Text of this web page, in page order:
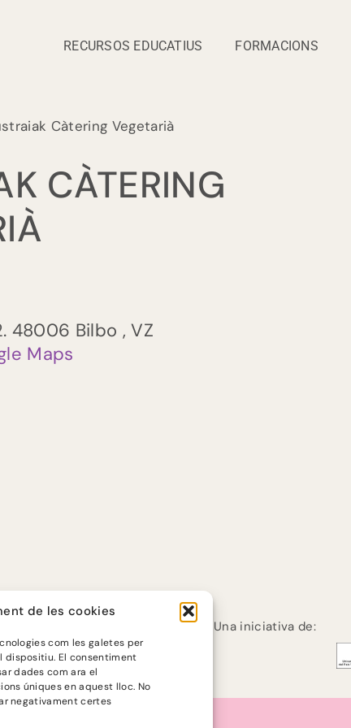
de les cookies
com les galetes per
dispositiu. El consentiment
dades com ara el
úniques en aquest lloc. No
negativament certes
RECURSOS EDUCATIUS FORMACIONS
Càtering Vegetarià
CÀTERING
48006 Bilbo ,VZ
Maps
Una iniciativa de: